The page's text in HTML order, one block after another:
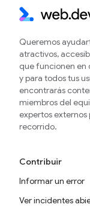
Queremos
atractivos,
que funcionen en
y para todos tus
encontrarás
miembros del
expertos
recorrido.
Contribuir
Informar un error
Ver incidentes